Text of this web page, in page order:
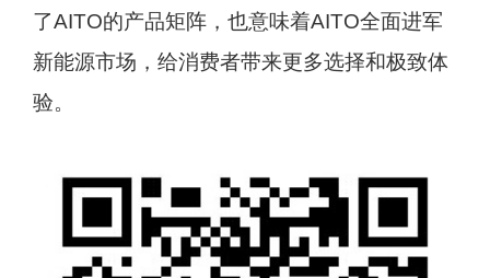
了AITO的产品矩阵，也意味着AITO全面进军
新能源市场，给消费者带来更多选择和极致体
验。